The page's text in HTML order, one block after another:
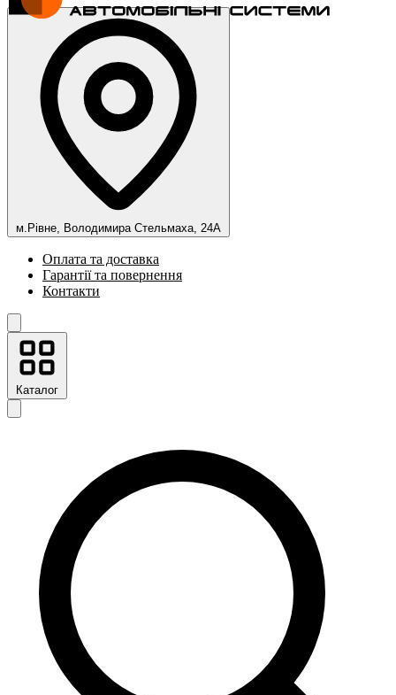
м.Рівне, Володимира Стельмаха, 24А
Оплата та доставка
Гарантії та повернення
Контакти
Каталог